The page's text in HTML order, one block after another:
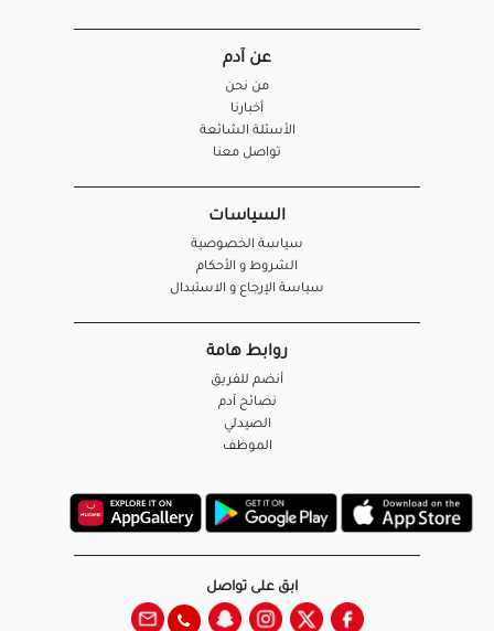
عن آدم
من نحن
أخبارنا
الأسئلة الشائعة
تواصل معنا
السياسات
سياسة الخصوصية
الشروط و الأحكام
سياسة الإرجاع و الاستبدال
روابط هامة
أنضم للفريق
نصائح آدم
الصيدلي
الموظف
ابق على تواصل